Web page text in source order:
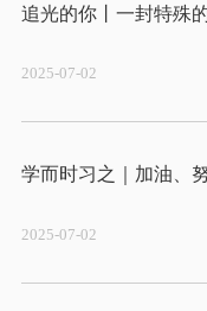
2025-07-02
2025-07-02